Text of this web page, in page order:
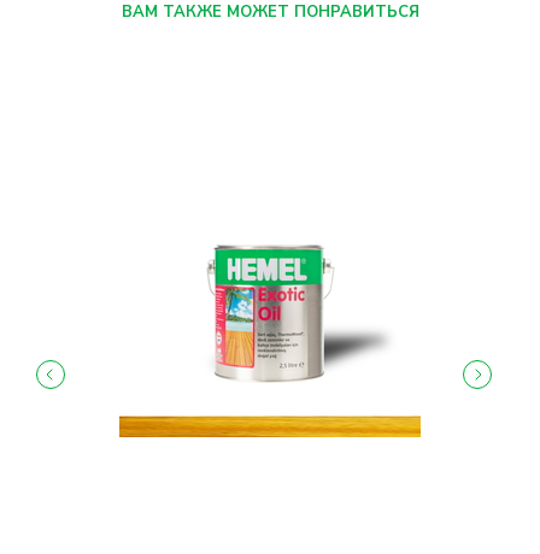
ВАМ ТАКЖЕ МОЖЕТ ПОНРАВИТЬСЯ